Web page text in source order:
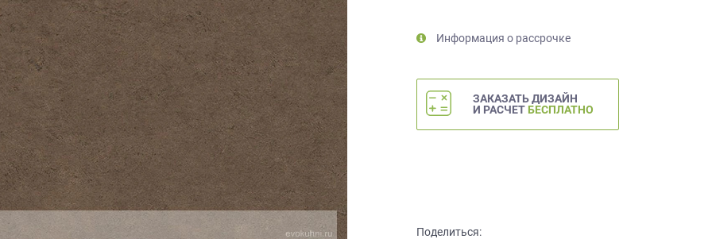
Информация о рассрочке
ЗАКАЗАТЬ ДИЗАЙН
И РАСЧЕТ БЕСПЛАТНО
Поделиться: